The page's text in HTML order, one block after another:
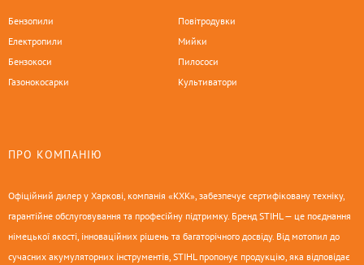
Бензопили
Електропили
Бензокоси
Газонокосарки
Повітродувки
Мийки
Пилососи
Культиватори
ПРО КОМПАНІЮ
Офіційний дилер у Харкові, компанія «КХК», забезпечує сертифіковану техніку,
гарантійне обслуговування та професійну підтримку. Бренд STIHL — це поєднання
німецької якості, інноваційних рішень та багаторічного досвіду. Від мотопил до
сучасних акумуляторних інструментів, STIHL пропонує продукцію, яка відповідає